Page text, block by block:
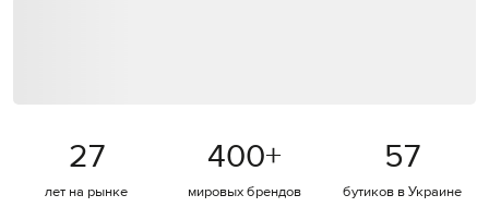
27
лет на рынке
400+
мировых брендов
57
бутиков в Украине